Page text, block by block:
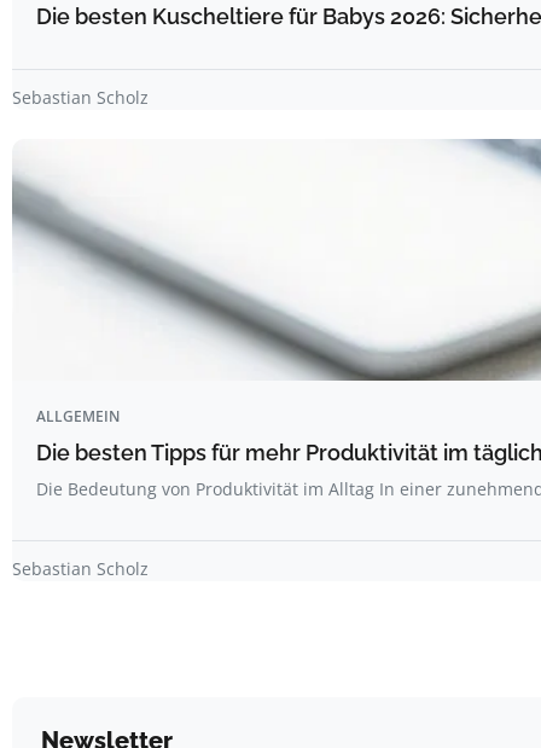
Die besten Kuscheltiere für Babys 2026:
Sebastian Scholz
ALLGEMEIN
Die besten Tipps für mehr Produktivität im
Die Bedeutung von Produktivität im Alltag In einer
Sebastian Scholz
Newsletter